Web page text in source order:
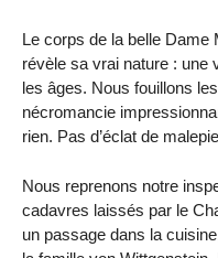
Le corps de la belle Dame
révèle sa vrai nature : une
les âges. Nous fouillons
nécromancie
rien. Pas d’éclat de
Nous reprenons notre
cadavres laissés par le
un passage dans la